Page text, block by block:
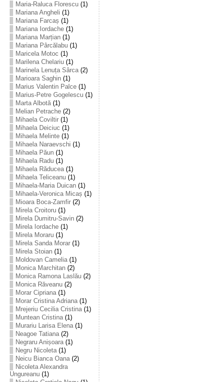
Maria-Raluca Florescu(1)
Mariana Angheli (1)
Mariana Farcaș (1)
Mariana Iordache(1)
Mariana Marțian(1)
Mariana Pârcălabu(1)
Maricela Motoc (1)
Marilena Chelariu(1)
Marinela Lenuța Sârca(2)
Marioara Saghin(1)
Marius Valentin Palce(1)
Marius-Petre Gogelescu(1)
Marta Albotă(1)
Melian Petrache(2)
Mihaela Coviltir(1)
Mihaela Deiciuc (1)
Mihaela Melinte(1)
Mihaela Naraevschi (1)
Mihaela Păun(1)
Mihaela Radu(1)
Mihaela Răducea(1)
Mihaela Teliceanu(1)
Mihaela-Maria Duican(1)
Mihaela-Veronica Micaș (1)
Mioara Boca-Zamfir(2)
Mirela Croitoru(1)
Mirela Dumitru-Savin(2)
Mirela Iordache(1)
Mirela Moraru(1)
Mirela Sanda Morar(1)
Mirela Stoian(1)
Moldovan Camelia(1)
Monica Marchitan(2)
Monica Ramona Laslău(2)
Monica Răveanu(2)
Morar Cipriana(1)
Morar Cristina Adriana(1)
Mrejeriu Cecilia Cristina(1)
Muntean Cristina(1)
Murariu Larisa Elena(1)
Neagoe Tatiana(2)
Negraru Anișoara(1)
Negru Nicoleta(1)
Neicu Bianca Oana(2)
Nicoleta Alexandra
Ungureanu(1)